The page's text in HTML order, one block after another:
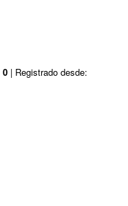
0 | Registrado desde: